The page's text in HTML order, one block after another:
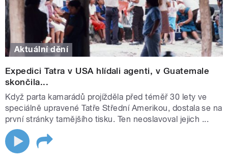
Aktuální dění
Expedici Tatra v USA hlídali agenti, v Guatemale
skončila...
Když parta kamarádů projížděla před téměř 30 lety ve
speciálně upravené Tatře Střední Amerikou, dostala se na
první stránky tamějšího tisku. Ten neoslavoval jejich ...